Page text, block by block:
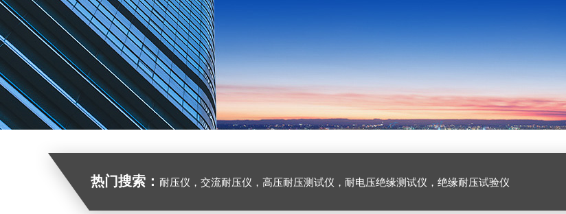
热门搜索： 耐压仪，交流耐压仪，高压耐压测试仪，耐电压绝缘测试仪，绝缘耐压试验仪